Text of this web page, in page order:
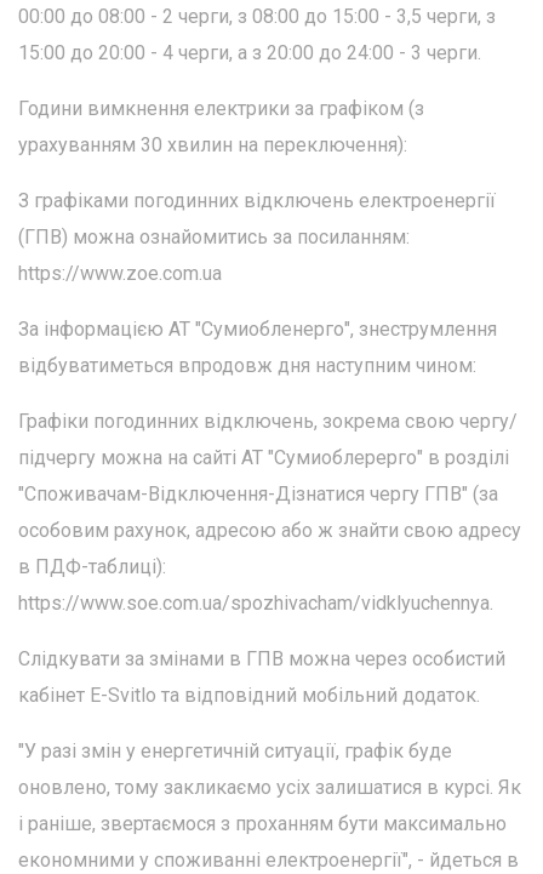
00:00 до 08:00 - 2 черги, з 08:00 до 15:00 - 3,5 черги, з
15:00 до 20:00 - 4 черги, а з 20:00 до 24:00 - 3 черги.
Години вимкнення електрики за графіком (з
урахуванням 30 хвилин на переключення):
З графіками погодинних відключень електроенергії
(ГПВ) можна ознайомитись за посиланням:
https://www.zoe.com.ua
За інформацією АТ "Сумиобленерго", знеструмлення
відбуватиметься впродовж дня наступним чином:
Графіки погодинних відключень, зокрема свою чергу/
підчергу можна на сайті АТ "Сумиоблерерго" в розділі
"Споживачам-Відключення-Дізнатися чергу ГПВ" (за
особовим рахунок, адресою або ж знайти свою адресу
в ПДФ-таблиці):
https://www.soe.com.ua/spozhivacham/vidklyuchennya.
Слідкувати за змінами в ГПВ можна через особистий
кабінет E-Svitlo та відповідний мобільний додаток.
"У разі змін у енергетичній ситуації, графік буде
оновлено, тому закликаємо усіх залишатися в курсі. Як
і раніше, звертаємося з проханням бути максимально
економними у споживанні електроенергії", - йдеться в